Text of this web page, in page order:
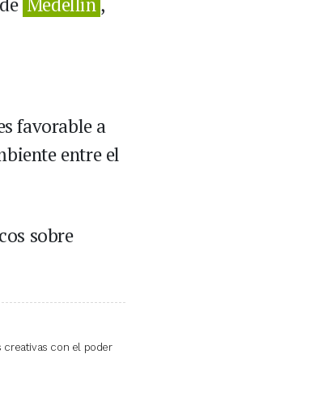
favorable a
entre el
sobre
creativas con el poder